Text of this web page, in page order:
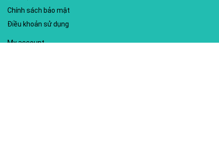
Chính sách bảo mật
Điều khoản sử dụng
My account